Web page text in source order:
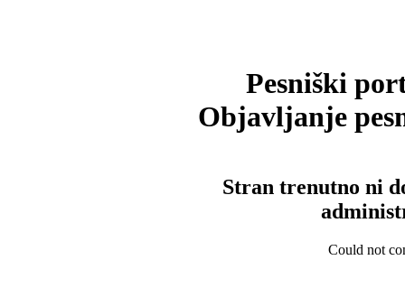
Pesniški
Objavljanje
Stran trenutno ni
Could not